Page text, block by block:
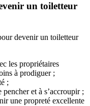
un toiletteur
devenir un toiletteur
les propriétaires
à prodiguer ;
;
et à s’accroupir ;
une propreté excellente